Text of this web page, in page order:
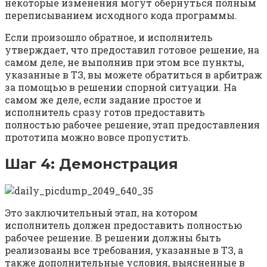
некоторые изменения могут обернуться полным
переписыванием исходного кода программы.
Если произошло обратное, и исполнитель
утверждает, что предоставил готовое решение, на
самом деле, не выполнив при этом все пункты,
указанные в ТЗ, вы можете обратиться в арбитраж
за помощью в решении спорной ситуации. На
самом же деле, если задание простое и
исполнитель сразу готов предоставить
полностью рабочее решение, этап предоставления
прототипа можно вовсе пропустить.
Шаг 4: Демонстрация
Это заключительный этап, на котором
исполнитель должен предоставить полностью
рабочее решение. В решении должны быть
реализованы все требования, указанные в ТЗ, а
также дополнительные условия, выясненные в